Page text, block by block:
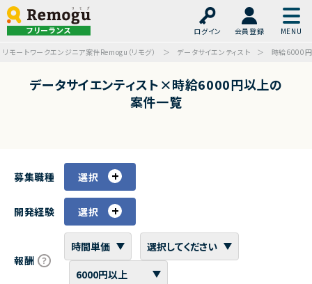
フリーランス ログイン
会員登録
リモートワークエンジニア案件Remogu（リモグ）
データサイエンティスト 時給6000
データサイエンティスト×時給6000円以上の
案件一覧
募集職種 選択
開発経験 選択
報酬